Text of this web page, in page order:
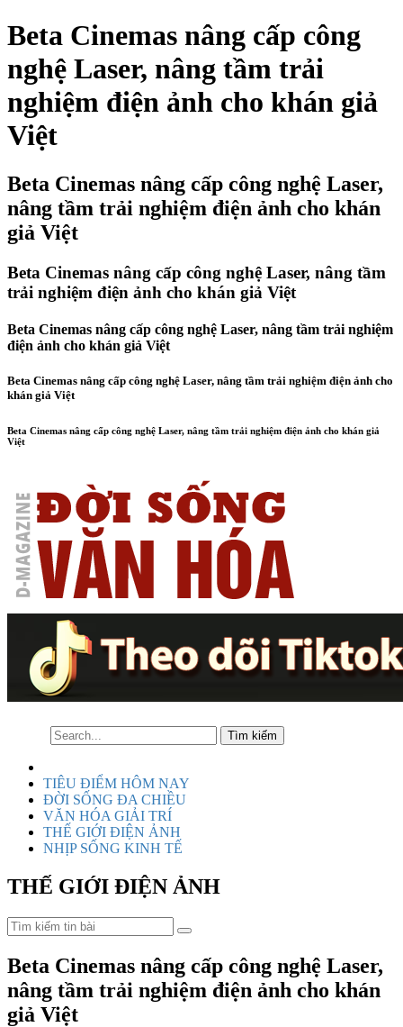
Beta Cinemas nâng cấp công
nghệ Laser, nâng tầm trải
nghiệm điện ảnh cho khán giả
Việt
Beta Cinemas nâng cấp công nghệ Laser,
nâng tầm trải nghiệm điện ảnh cho khán
giả Việt
Beta Cinemas nâng cấp công nghệ Laser, nâng tầm
trải nghiệm điện ảnh cho khán giả Việt
Beta Cinemas nâng cấp công nghệ Laser, nâng tầm trải nghiệm
điện ảnh cho khán giả Việt
Beta Cinemas nâng cấp công nghệ Laser, nâng tầm trải nghiệm điện ảnh cho
khán giả Việt
Beta Cinemas nâng cấp công nghệ Laser, nâng tầm trải nghiệm điện ảnh cho khán giả
Việt
TIÊU ĐIỂM HÔM NAY
ĐỜI SỐNG ĐA CHIỀU
VĂN HÓA GIẢI TRÍ
THẾ GIỚI ĐIỆN ẢNH
NHỊP SỐNG KINH TẾ
THẾ GIỚI ĐIỆN ẢNH
Beta Cinemas nâng cấp công nghệ Laser,
nâng tầm trải nghiệm điện ảnh cho khán
giả Việt